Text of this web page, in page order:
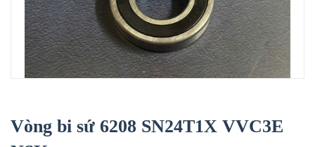
Vòng bi sứ 6208 SN24T1X VVC3E